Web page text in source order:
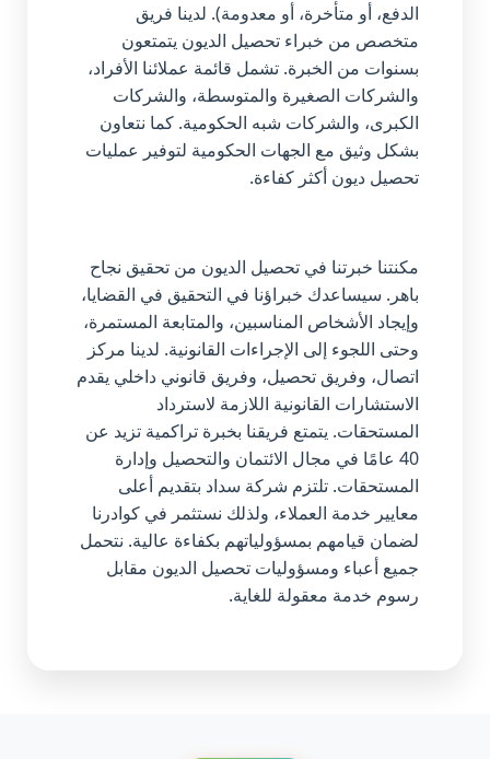
الدفع، أو متأخرة، أو معدومة). لدينا فريق
متخصص من خبراء تحصيل الديون يتمتعون
بسنوات من الخبرة. تشمل قائمة عملائنا الأفراد،
والشركات الصغيرة والمتوسطة، والشركات
الكبرى، والشركات شبه الحكومية. كما نتعاون
بشكل وثيق مع الجهات الحكومية لتوفير عمليات
تحصيل ديون أكثر كفاءة.
مكنتنا خبرتنا في تحصيل الديون من تحقيق نجاح
باهر. سيساعدك خبراؤنا في التحقيق في القضايا،
وإيجاد الأشخاص المناسبين، والمتابعة المستمرة،
وحتى اللجوء إلى الإجراءات القانونية. لدينا مركز
اتصال، وفريق تحصيل، وفريق قانوني داخلي يقدم
الاستشارات القانونية اللازمة لاسترداد
المستحقات. يتمتع فريقنا بخبرة تراكمية تزيد عن
40 عامًا في مجال الائتمان والتحصيل وإدارة
المستحقات. تلتزم شركة سداد بتقديم أعلى
معايير خدمة العملاء، ولذلك نستثمر في كوادرنا
لضمان قيامهم بمسؤولياتهم بكفاءة عالية. نتحمل
جميع أعباء ومسؤوليات تحصيل الديون مقابل
رسوم خدمة معقولة للغاية.